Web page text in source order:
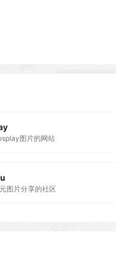
图片的网站
图片分享的社区